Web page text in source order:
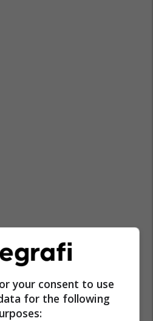
your consent to use
for the following